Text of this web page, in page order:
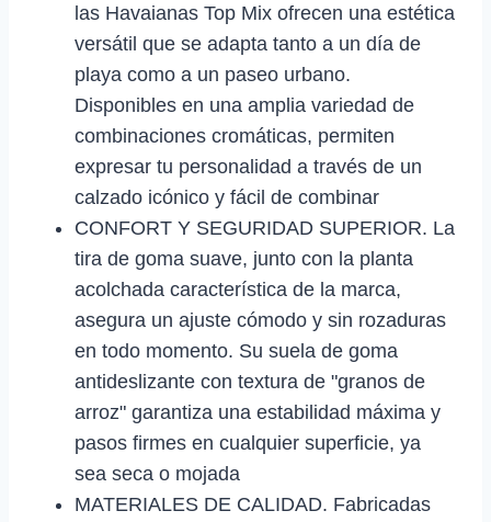
las Havaianas Top Mix ofrecen una estética
versátil que se adapta tanto a un día de
playa como a un paseo urbano.
Disponibles en una amplia variedad de
combinaciones cromáticas, permiten
expresar tu personalidad a través de un
calzado icónico y fácil de combinar
CONFORT Y SEGURIDAD SUPERIOR. La
tira de goma suave, junto con la planta
acolchada característica de la marca,
asegura un ajuste cómodo y sin rozaduras
en todo momento. Su suela de goma
antideslizante con textura de "granos de
arroz" garantiza una estabilidad máxima y
pasos firmes en cualquier superficie, ya
sea seca o mojada
MATERIALES DE CALIDAD. Fabricadas